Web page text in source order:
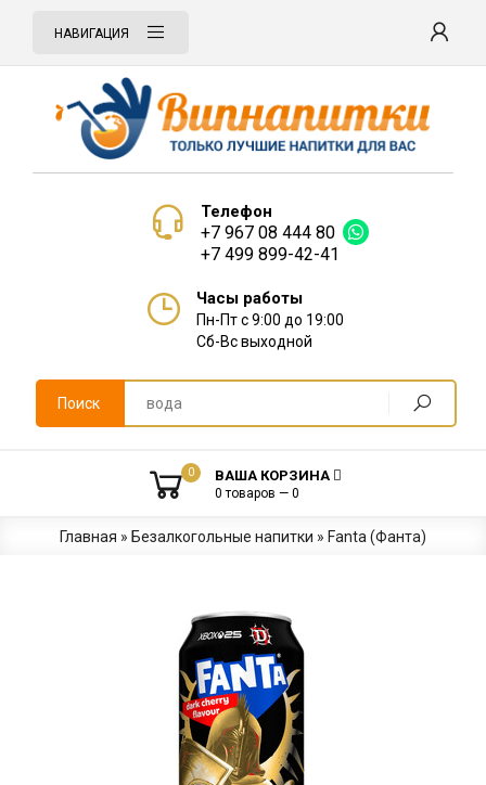
НАВИГАЦИЯ
Телефон
+7 967 08 444 80
+7 499 899-42-41
Часы работы
Пн-Пт с 9:00 до 19:00
Сб-Вс выходной
Поиск
0 ВАША КОРЗИНА
0 товаров — 0
Главная » Безалкогольные напитки » Fanta (Фанта)